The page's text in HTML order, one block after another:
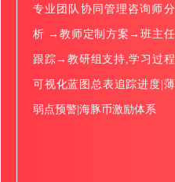
专业团队协同管理咨询师分
析 →教师定制方案→班主任
跟踪→教研组支持,学习过程
可视化蓝图总表追踪进度|薄
弱点预警|海豚币激励体系